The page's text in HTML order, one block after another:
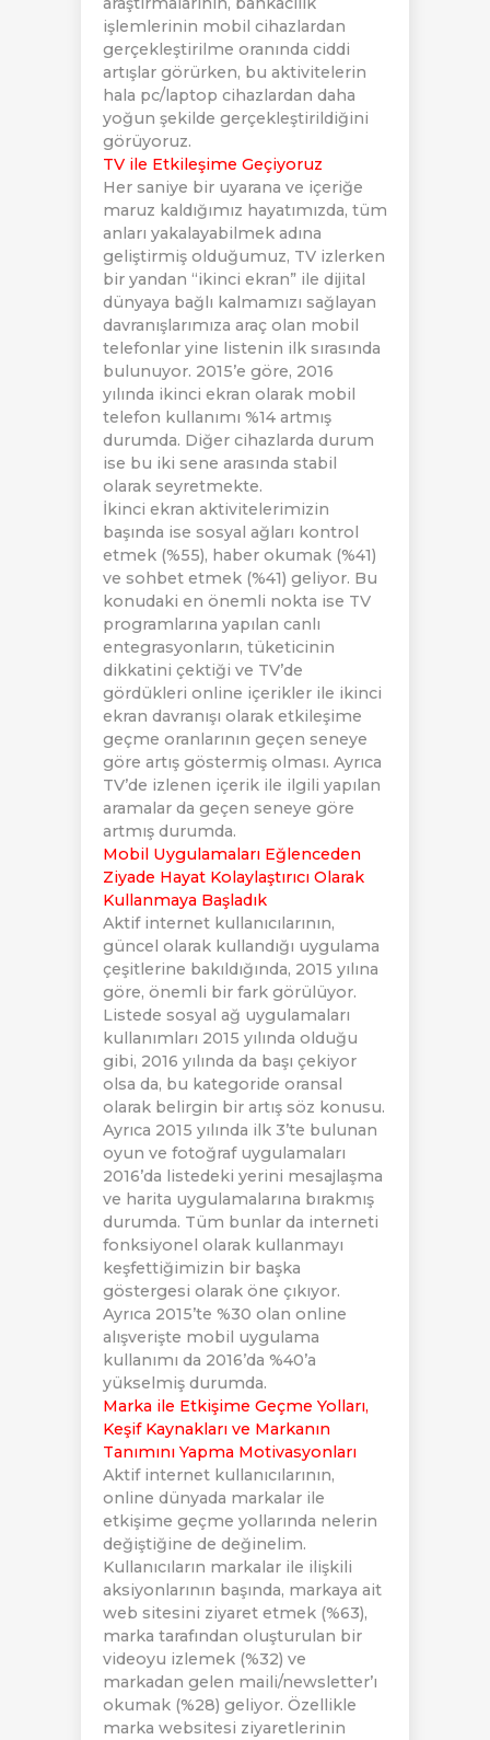
işlemlerinin mobil cihazlardan
gerçekleştirilme oranında ciddi
artışlar görürken, bu aktivitelerin
hala pc/laptop cihazlardan daha
yoğun şekilde gerçekleştirildiğini
görüyoruz.
TV ile Etkileşime Geçiyoruz
Her saniye bir uyarana ve içeriğe
maruz kaldığımız hayatımızda, tüm
anları yakalayabilmek adına
geliştirmiş olduğumuz, TV izlerken
bir yandan “ikinci ekran” ile dijital
dünyaya bağlı kalmamızı sağlayan
davranışlarımıza araç olan mobil
telefonlar yine listenin ilk sırasında
bulunuyor. 2015’e göre, 2016
yılında ikinci ekran olarak mobil
telefon kullanımı %14 artmış
durumda. Diğer cihazlarda durum
ise bu iki sene arasında stabil
olarak seyretmekte.
İkinci ekran aktivitelerimizin
başında ise sosyal ağları kontrol
etmek (%55), haber okumak (%41)
ve sohbet etmek (%41) geliyor. Bu
konudaki en önemli nokta ise TV
programlarına yapılan canlı
entegrasyonların, tüketicinin
dikkatini çektiği ve TV’de
gördükleri online içerikler ile ikinci
ekran davranışı olarak etkileşime
geçme oranlarının geçen seneye
göre artış göstermiş olması. Ayrıca
TV’de izlenen içerik ile ilgili yapılan
aramalar da geçen seneye göre
artmış durumda.
Mobil Uygulamaları Eğlenceden
Ziyade Hayat Kolaylaştırıcı Olarak
Kullanmaya Başladık
Aktif internet kullanıcılarının,
güncel olarak kullandığı uygulama
çeşitlerine bakıldığında, 2015 yılına
göre, önemli bir fark görülüyor.
Listede sosyal ağ uygulamaları
kullanımları 2015 yılında olduğu
gibi, 2016 yılında da başı çekiyor
olsa da, bu kategoride oransal
olarak belirgin bir artış söz konusu.
Ayrıca 2015 yılında ilk 3’te bulunan
oyun ve fotoğraf uygulamaları
2016’da listedeki yerini mesajlaşma
ve harita uygulamalarına bırakmış
durumda. Tüm bunlar da interneti
fonksiyonel olarak kullanmayı
keşfettiğimizin bir başka
göstergesi olarak öne çıkıyor.
Ayrıca 2015’te %30 olan online
alışverişte mobil uygulama
kullanımı da 2016’da %40’a
yükselmiş durumda.
Marka ile Etkişime Geçme Yolları,
Keşif Kaynakları ve Markanın
Tanımını Yapma Motivasyonları
Aktif internet kullanıcılarının,
online dünyada markalar ile
etkişime geçme yollarında nelerin
değiştiğine de değinelim.
Kullanıcıların markalar ile ilişkili
aksiyonlarının başında, markaya ait
web sitesini ziyaret etmek (%63),
marka tarafından oluşturulan bir
videoyu izlemek (%32) ve
markadan gelen maili/newsletter’ı
okumak (%28) geliyor. Özellikle
marka websitesi ziyaretlerinin